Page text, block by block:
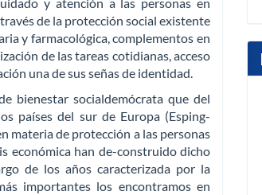
de la protección social existente
y farmacológica, complementos en
de las tareas cotidianas, acceso
una de sus señas de identidad.
bienestar socialdemócrata que del
países del sur de Europa (Esping-
materia de protección a las personas
económica han de-construido dicho
de los años caracterizada por la
importantes los encontramos en